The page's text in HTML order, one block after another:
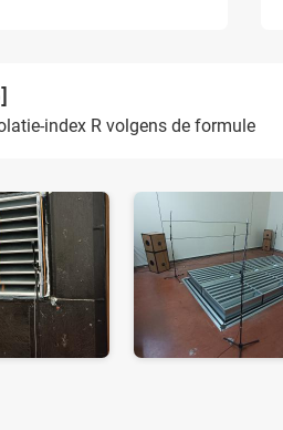
index R volgens de formule